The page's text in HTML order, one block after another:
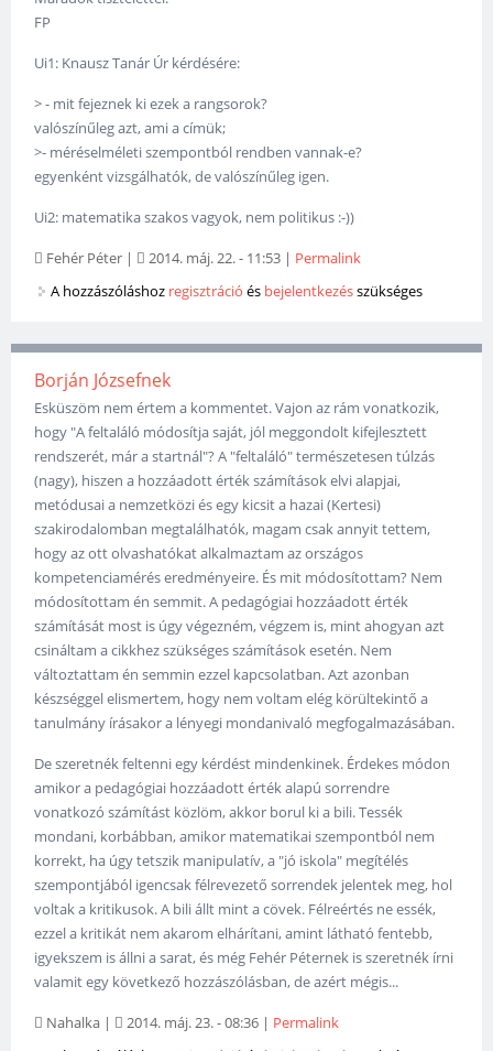
FP
Ui1: Knausz Tanár Úr kérdésére:
> - mit fejeznek ki ezek a rangsorok?
valószínűleg azt, ami a címük;
>- méréselméleti szempontból rendben vannak-e?
egyenként vizsgálhatók, de valószínűleg igen.
Ui2: matematika szakos vagyok, nem politikus :-))
Fehér Péter | 2014. máj. 22. - 11:53 | Permalink
A hozzászóláshoz regisztráció és bejelentkezésszükséges
Borján Józsefnek
Esküszöm nem értem a kommentet. Vajon az rám vonatkozik,
hogy "A feltaláló módosítja saját, jól meggondolt kifejlesztett
rendszerét, már a startnál"? A "feltaláló" természetesen túlzás
(nagy), hiszen a hozzáadott érték számítások elvi alapjai,
metódusai a nemzetközi és egy kicsit a hazai (Kertesi)
szakirodalomban megtalálhatók, magam csak annyit tettem,
hogy az ott olvashatókat alkalmaztam az országos
kompetenciamérés eredményeire. És mit módosítottam? Nem
módosítottam én semmit. A pedagógiai hozzáadott érték
számítását most is úgy végezném, végzem is, mint ahogyan azt
csináltam a cikkhez szükséges számítások esetén. Nem
változtattam én semmin ezzel kapcsolatban. Azt azonban
készséggel elismertem, hogy nem voltam elég körültekintő a
tanulmány írásakor a lényegi mondanivaló megfogalmazásában.
De szeretnék feltenni egy kérdést mindenkinek. Érdekes módon
amikor a pedagógiai hozzáadott érték alapú sorrendre
vonatkozó számítást közlöm, akkor borul ki a bili. Tessék
mondani, korbábban, amikor matematikai szempontból nem
korrekt, ha úgy tetszik manipulatív, a "jó iskola" megítélés
szempontjából igencsak félrevezető sorrendek jelentek meg, hol
voltak a kritikusok. A bili állt mint a cövek. Félreértés ne essék,
ezzel a kritikát nem akarom elhárítani, amint látható fentebb,
igyekszem is állni a sarat, és még Fehér Péternek is szeretnék írni
valamit egy következő hozzászólásban, de azért mégis...
Nahalka | 2014. máj. 23. - 08:36 | Permalink